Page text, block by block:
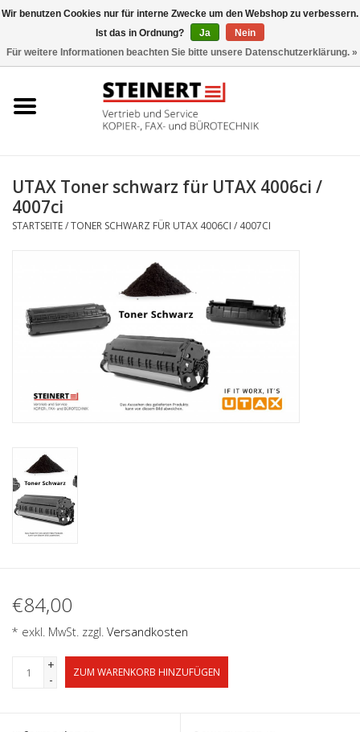
Büromaschinen- Service
Toner
Marken
UTAX Toner schwarz für UTAX 4006ci /
4007ci
STARTSEITE/TONER SCHWARZ FÜR UTAX 4006CI / 4007CI
€84,00
* exkl. MwSt. zzgl. Versandkosten
+
-
ZUM WARENKORB HINZUFÜGEN
Wir benutzen Cookies nur für interne Zwecke um den Webshop zu verbessern.
Ist das in Ordnung?
Ja
Nein
Für weitere Informationen beachten Sie bitte unsere Datenschutzerklärung. »